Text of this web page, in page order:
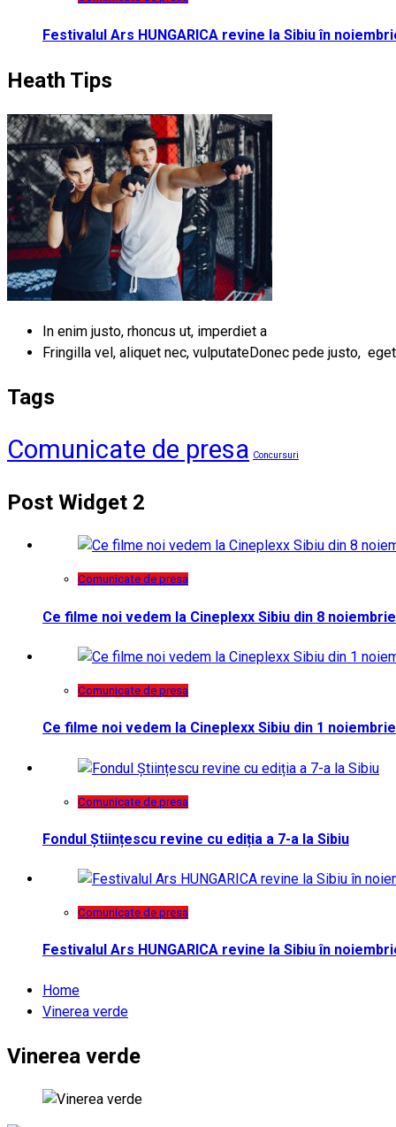
Festivalul Ars HUNGARICA revine la Sibiu în
Heath Tips
In enim justo, rhoncus ut, imperdiet a
Fringilla vel, aliquet nec, vulputateDonec pede justo,
Tags
Comunicate de presa Concursuri
Post Widget 2
Comunicate de presa
Ce filme noi vedem la Cineplexx Sibiu din 8 noiembrie
Comunicate de presa
Ce filme noi vedem la Cineplexx Sibiu din 1 noiembrie
Comunicate de presa
Fondul Științescu revine cu ediția a 7-a la Sibiu
Comunicate de presa
Festivalul Ars HUNGARICA revine la Sibiu în
Home
Vinerea verde
Vinerea verde